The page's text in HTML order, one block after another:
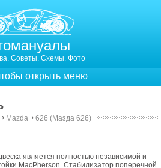
Советы. Схемы. Фото
открыть меню
￫ Mazda ￫ 626 (Мазда 626)
является полностью независимой и
MacPherson. Стабилизатор поперечной